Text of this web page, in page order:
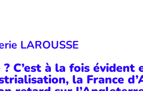
LAROUSSE
C’est à la fois
la France